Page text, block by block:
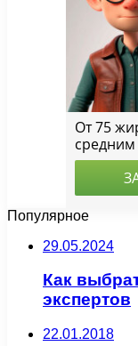
Популярное
29.05.2024
Как
экспертов
22.01.2018